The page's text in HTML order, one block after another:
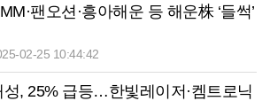
팬오션·흥아해운 등 해운株 ‘들썩’
02-25 10:44:42
성, 25% 급등…한빛레이저·켐트로닉